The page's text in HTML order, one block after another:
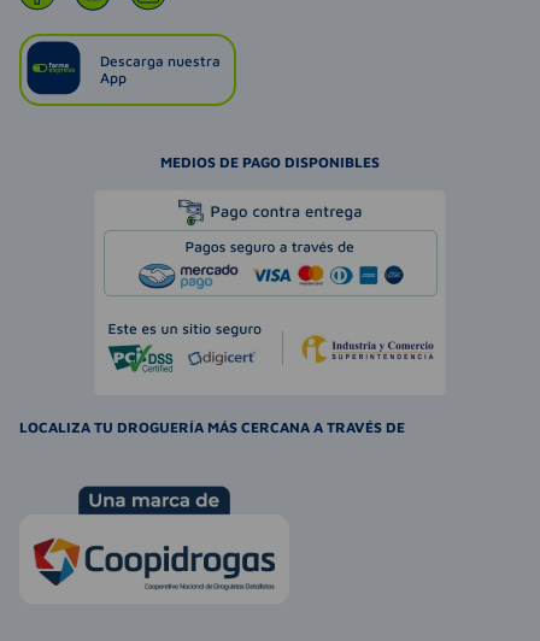
Descarga nuestra
App
MEDIOS DE PAGO DISPONIBLES
LOCALIZA TU DROGUERÍA MÁS CERCANA A TRAVÉS DE